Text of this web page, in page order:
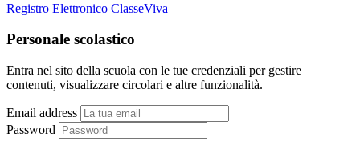
Registro Elettronico ClasseViva
Personale scolastico
Entra nel sito della scuola con le tue credenziali per gestire
contenuti, visualizzare circolari e altre funzionalità.
Email address
Password